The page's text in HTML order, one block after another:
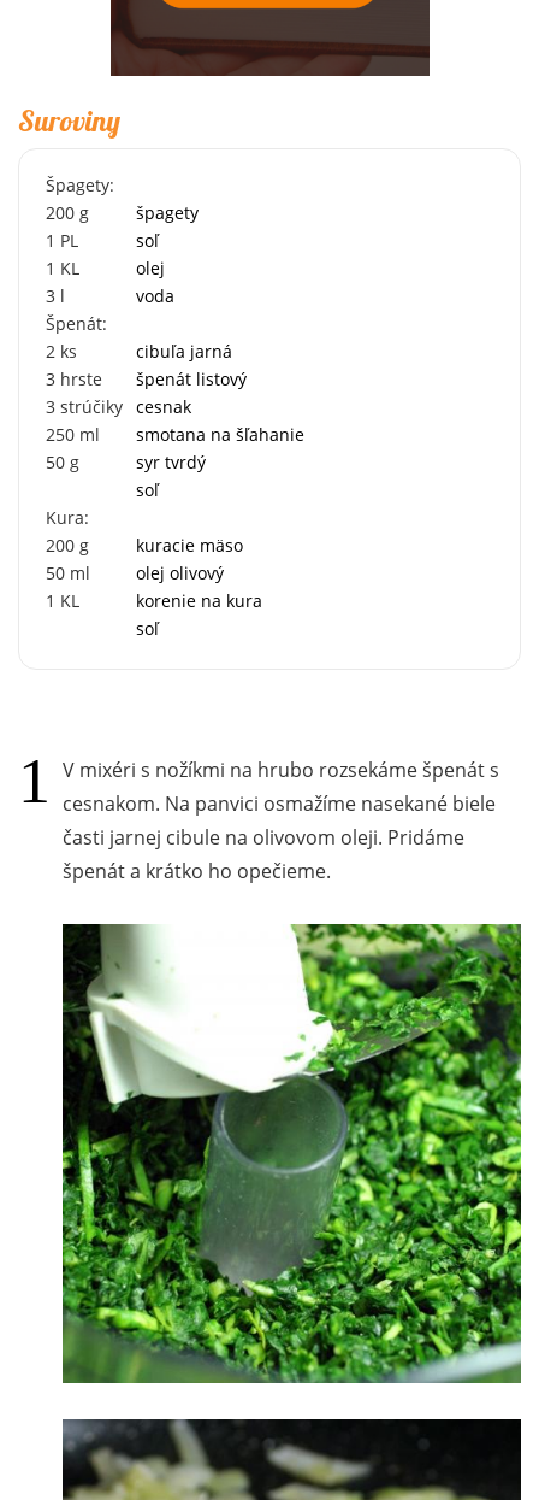
Suroviny
Špagety:
200 g
špagety
1 PL
soľ
1 KL
olej
3 l
voda
Špenát:
2 ks
cibuľa jarná
3 hrste
špenát listový
3 strúčiky cesnak
250 ml
smotana na šľahanie
50 g
syr tvrdý
soľ
Kura:
200 g
kuracie mäso
50 ml
olej olivový
1 KL
korenie na kura
soľ
V mixéri s nožíkmi na hrubo rozsekáme špenát s
cesnakom. Na panvici osmažíme nasekané biele
časti jarnej cibule na olivovom oleji. Pridáme
špenát a krátko ho opečieme.